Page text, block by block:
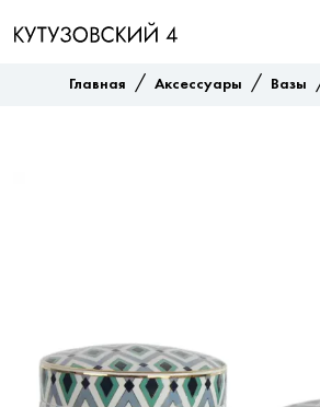
Главная / Аксессуары / Вазы